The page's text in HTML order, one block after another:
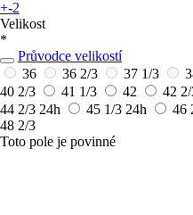
+-2
Velikost
*
Průvodce velikostí
36
36 2/3 37 1/3
40 2/3
41 1/3 42 42
44 2/3 24h 45 1/3 24h 46
48 2/3
Toto pole je povinné